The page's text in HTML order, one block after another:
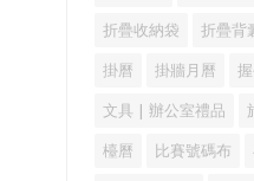
折疊收納袋 折疊背
掛曆 掛牆月曆
文具 | 辦公室禮品
檯曆 比賽號碼布